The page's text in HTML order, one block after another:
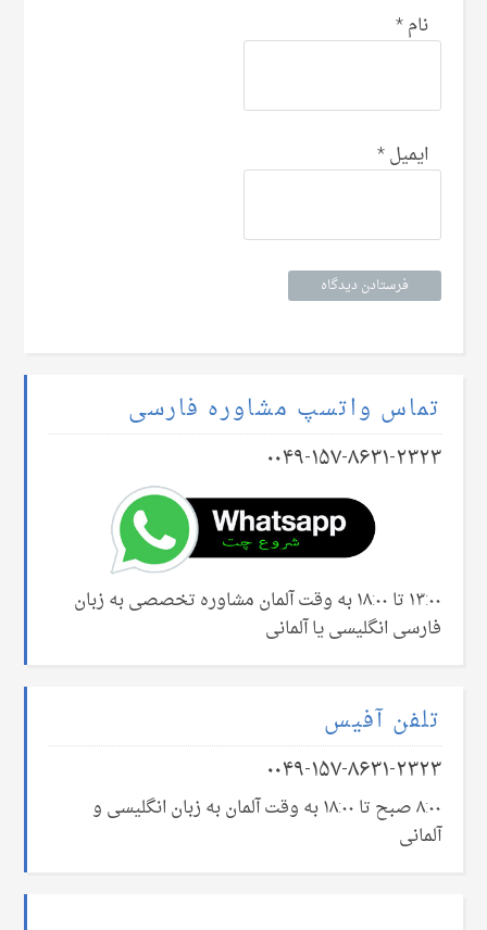
نام*
ایمیل*
تماس واتسپ مشاوره فارسی
۰۰۴۹-۱۵۷-۸۶۳۱-۲۳۲۳
۱۳:۰۰ تا ۱۸:۰۰ به وقت آلمان مشاوره تخصصی به زبان
فارسی انگلیسی یا آلمانی
تلفن آفیس
۰۰۴۹-۱۵۷-۸۶۳۱-۲۳۲۳
۸:۰۰ صبح تا ۱۸:۰۰ به وقت آلمان به زبان انگلیسی و
آلمانی